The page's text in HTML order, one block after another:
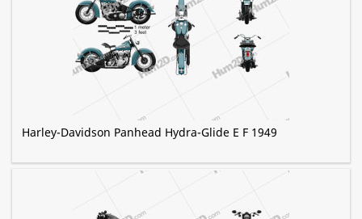
Harley-Davidson Panhead Hydra-Glide E F 1949